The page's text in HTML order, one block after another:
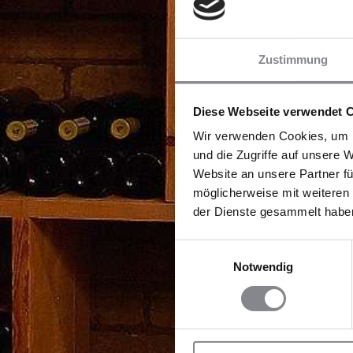
Zustimmung
Diese Webseite verwendet
Wir verwenden Cookies,
und die Zugriffe auf unsere
Website an unsere Partner
möglicherweise mit
der Dienste gesammelt
Notwendig